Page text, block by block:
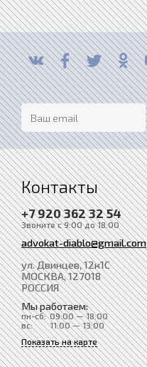
Контакты
+7 920 362 32 54
Звоните с 9:00 до 18:00
advokat-diablo@gmail.com
ул. Двинцев, 12к1С
МОСКВА, 127018
РОССИЯ
Мы работаем:
пн-сб: 09:00 — 18:00
вс:
11:00 — 13:00
Показать на карте